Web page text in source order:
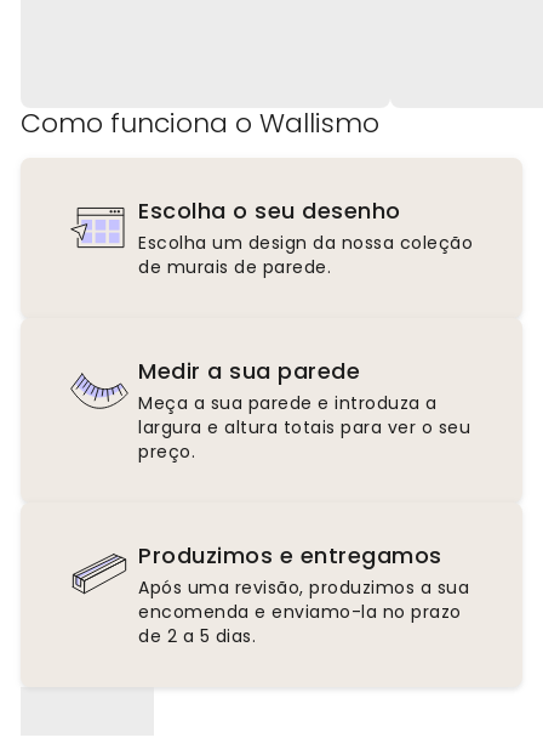
Como funciona o Wallismo
Escolha o seu desenho
Escolha um design da nossa coleção
de murais de parede.
Medir a sua parede
Meça a sua parede e introduza a
largura e altura totais para ver o seu
preço.
Produzimos e entregamos
Após uma revisão, produzimos a sua
encomenda e enviamo-la no prazo
de 2 a 5 dias.